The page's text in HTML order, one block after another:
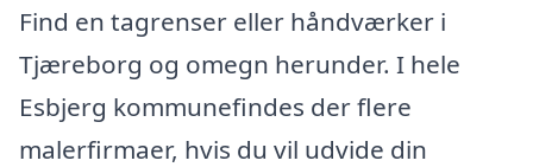
Find en tagrenser eller håndværker i
Tjæreborg og omegn herunder. I hele
Esbjerg kommunefindes der flere
malerfirmaer, hvis du vil udvide din